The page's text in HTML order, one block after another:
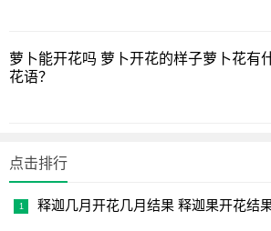
萝卜能开花吗 萝卜开花的样子萝卜花有
花语？
点击排行
释迦几月开花几月结果 释迦果开花结果时